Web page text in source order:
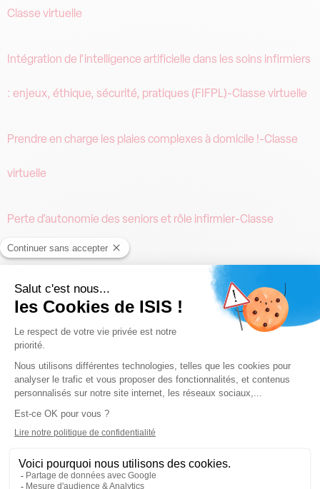
Classe virtuelle
Intégration de l’intelligence artificielle dans les soins infirmiers
: enjeux, éthique, sécurité, pratiques (FIFPL)-Classe virtuelle
Prendre en charge les plaies complexes à domicile !-Classe
virtuelle
Perte d’autonomie des seniors et rôle infirmier-Classe
virtuelle
Prendre en charge les plaies complexes à domicile !-Classe
virtuelle
Perte d’autonomie des seniors et rôle infirmier-Classe
virtuelle
Premiers pas vers l’IA en soins infirmiers-Classe virtuelle